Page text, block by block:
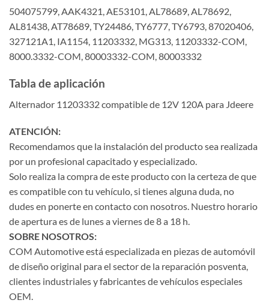
504075799, AAK4321, AE53101, AL78689, AL78692,
AL81438, AT78689, TY24486, TY6777, TY6793, 87020406,
327121A1, IA1154, 11203332, MG313, 11203332-COM,
8000.3332-COM, 80003332-COM, 80003332
Tabla de aplicación
Alternador 11203332 compatible de 12V 120A para Jdeere
ATENCIÓN:
Recomendamos que la instalación del producto sea realizada
por un profesional capacitado y especializado.
Solo realiza la compra de este producto con la certeza de que
es compatible con tu vehículo, si tienes alguna duda, no
dudes en ponerte en contacto con nosotros. Nuestro horario
de apertura es de lunes a viernes de 8 a 18 h.
SOBRE NOSOTROS:
COM Automotive está especializada en piezas de automóvil
de diseño original para el sector de la reparación posventa,
clientes industriales y fabricantes de vehículos especiales
OEM.